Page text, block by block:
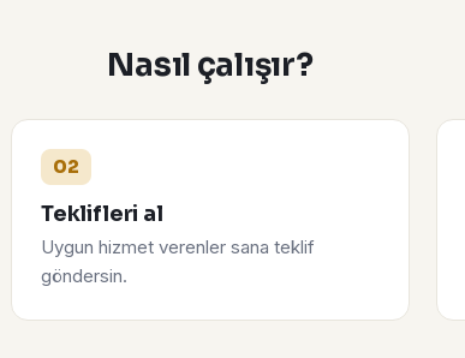
Nasıl çalışır?
02
Teklifleri al
Uygun hizmet verenler sana teklif
göndersin.